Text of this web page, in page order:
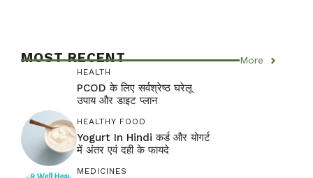
MOST RECENT More
HEALTH
PCOD के लिए सर्वश्रेष्ठ घरेलू
उपाय और डाइट प्लान
HEALTHY FOOD
Yogurt In Hindi कर्ड और योगर्ट
में अंतर एवं दही के फायदे
MEDICINES